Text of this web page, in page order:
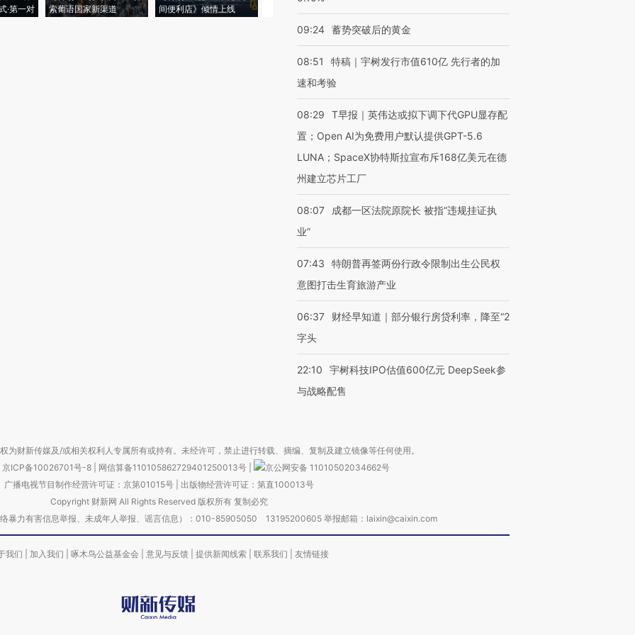
·第一对
索葡语国家新渠道
间便利店》倾情上线
09:24 蓄势突破后的黄金
08:51
特稿｜宇树发行市值610亿 先行者的加
速和考验
08:29
T早报｜英伟达或拟下调下代GPU显存配
置；Open AI为免费用户默认提供GPT-5.6
LUNA；SpaceX协特斯拉宣布斥168亿美元在德
州建立芯片工厂
08:07
成都一区法院原院长 被指“违规挂证执
业”
07:43
特朗普再签两份行政令限制出生公民权
意图打击生育旅游产业
06:37
财经早知道｜部分银行房贷利率，降至“2
字头
22:10
宇树科技IPO估值600亿元 DeepSeek参
与战略配售
为财新传媒及/或相关权利人专属所有或持有。未经许可，禁止进行转载、摘编、复制及建立镜像等任何使用。
京ICP备10026701号-8 网信算备110105862729401250013号
京公网安备 11010502034662号
广播电视节目制作经营许可证：京第01015号| 出版物经营许可证：第直100013号
Copyright 财新网 All Rights Reserved 版权所有 复制必究
暴力有害信息举报、未成年人举报、谣言信息）：010-85905050 13195200605 举报邮箱：laixin@caixin.com
我们 加入我们 啄木鸟公益基金会 意见与反馈 提供新闻线索 联系我们 友情链接